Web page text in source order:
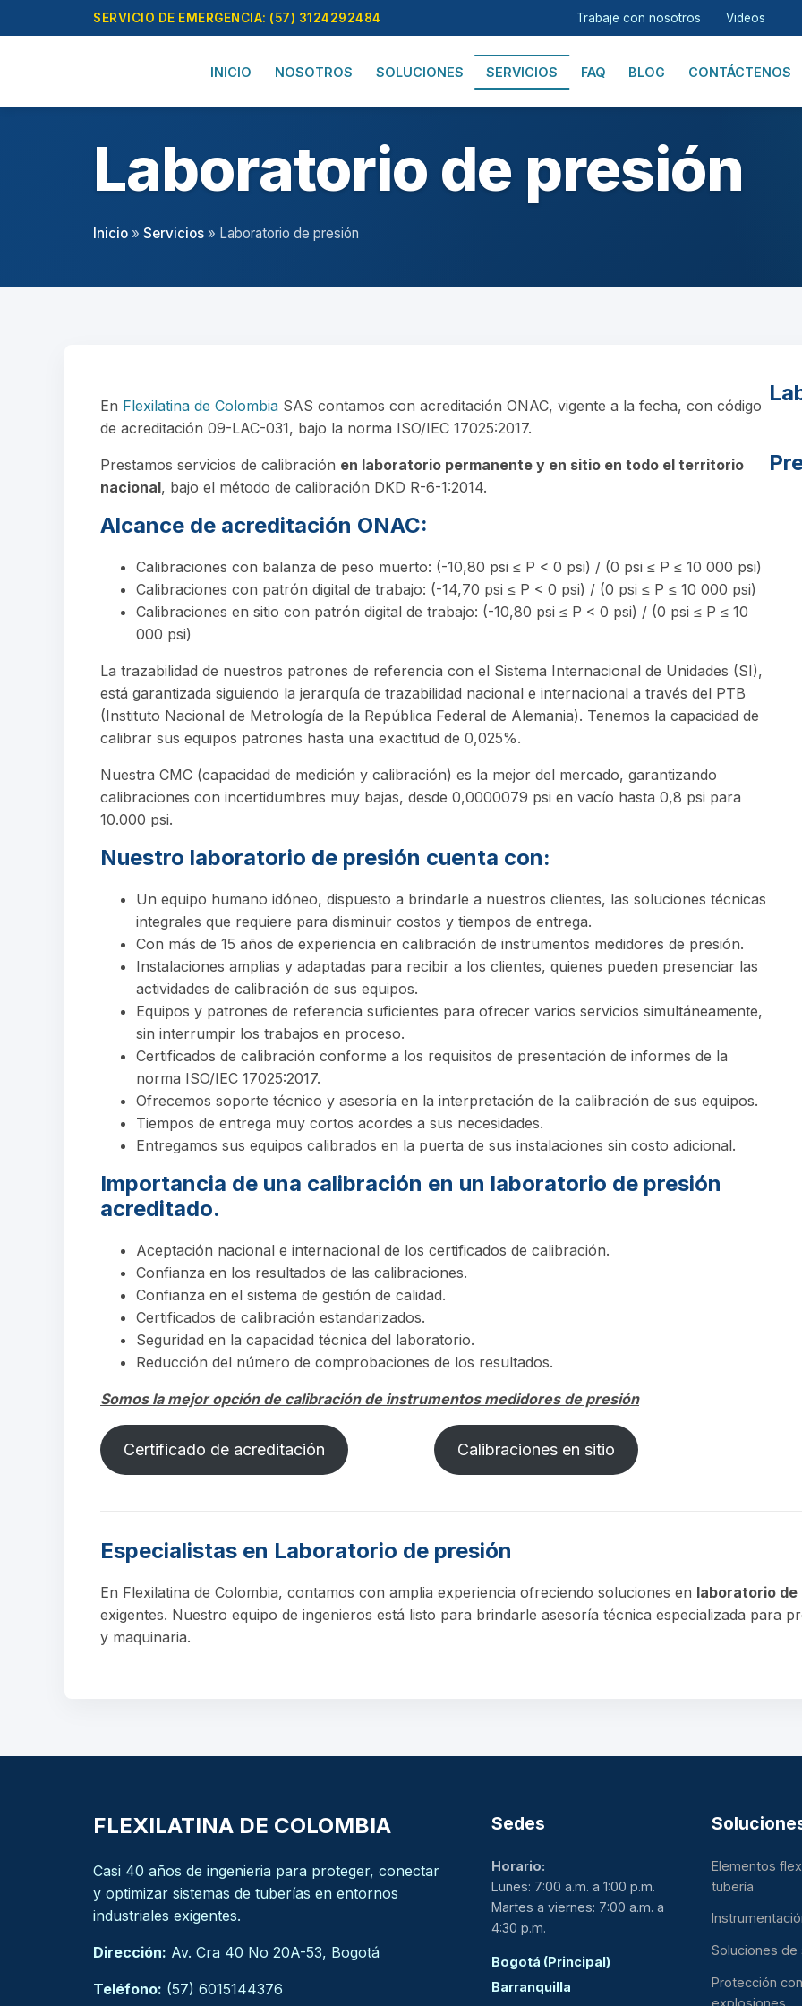
to
SERVICIO DE EMERGENCIA: (57) 3124292484 Trabaje con nosotros Videos
INICIO NOSOTROS SOLUCIONES SERVICIOS FAQ BLOG CONTÁCTENOS
Laboratorio de presión
Inicio » Servicios » Laboratorio de presión
En Flexilatina de Colombia SAS contamos con acreditación ONAC, vigente a la fecha, con código
de acreditación 09-LAC-031, bajo la norma ISO/IEC 17025:2017.
Prestamos servicios de calibración en laboratorio permanente y en sitio en todo el territorio
nacional, bajo el método de calibración DKD R-6-1:2014.
Alcance de acreditación ONAC:
Calibraciones con balanza de peso muerto: (-10,80 psi ≤ P < 0 psi) / (0 psi ≤ P ≤ 10 000 psi)
Calibraciones con patrón digital de trabajo: (-14,70 psi ≤ P < 0 psi) / (0 psi ≤ P ≤ 10 000 psi)
Calibraciones en sitio con patrón digital de trabajo: (-10,80 psi ≤ P < 0 psi) / (0 psi ≤ P ≤ 10
000 psi)
La trazabilidad de nuestros patrones de referencia con el Sistema Internacional de Unidades (SI),
está garantizada siguiendo la jerarquía de trazabilidad nacional e internacional a través del PTB
(Instituto Nacional de Metrología de la República Federal de Alemania). Tenemos la capacidad de
calibrar sus equipos patrones hasta una exactitud de 0,025%.
Nuestra CMC (capacidad de medición y calibración) es la mejor del mercado, garantizando
calibraciones con incertidumbres muy bajas, desde 0,0000079 psi en vacío hasta 0,8 psi para
10.000 psi.
Nuestro laboratorio de presión cuenta con:
Un equipo humano idóneo, dispuesto a brindarle a nuestros clientes, las soluciones técnicas
integrales que requiere para disminuir costos y tiempos de entrega.
Con más de 15 años de experiencia en calibración de instrumentos medidores de presión.
Instalaciones amplias y adaptadas para recibir a los clientes, quienes pueden presenciar las
actividades de calibración de sus equipos.
Equipos y patrones de referencia suficientes para ofrecer varios servicios simultáneamente,
sin interrumpir los trabajos en proceso.
Certificados de calibración conforme a los requisitos de presentación de informes de la
norma ISO/IEC 17025:2017.
Ofrecemos soporte técnico y asesoría en la interpretación de la calibración de sus equipos.
Tiempos de entrega muy cortos acordes a sus necesidades.
Entregamos sus equipos calibrados en la puerta de sus instalaciones sin costo adicional.
Importancia de una calibración en un laboratorio de presión
acreditado.
Aceptación nacional e internacional de los certificados de calibración.
Confianza en los resultados de las calibraciones.
Confianza en el sistema de gestión de calidad.
Certificados de calibración estandarizados.
Seguridad en la capacidad técnica del laboratorio.
Reducción del número de comprobaciones de los resultados.
Somos la mejor opción de calibración de instrumentos medidores de presión
Certificado de acreditación Calibraciones en sitio
Especialistas en Laboratorio de presión
En Flexilatina de Colombia, contamos con amplia experiencia ofreciendo soluciones en laboratorio de
exigentes. Nuestro equipo de ingenieros está listo para brindarle asesoría técnica especializada para
y maquinaria.
FLEXILATINA DE COLOMBIA
Casi 40 años de ingenieria para proteger, conectar
y optimizar sistemas de tuberías en entornos
industriales exigentes.
Dirección: Av. Cra 40 No 20A-53, Bogotá
Teléfono: (57) 6015144376
Sedes
Horario:
Lunes: 7:00 a.m. a 1:00 p.m.
Martes a viernes: 7:00 a.m. a
4:30 p.m.
Bogotá (Principal)
Barranquilla
Elementos
tubería
Soluciones de
Protección
explosiones